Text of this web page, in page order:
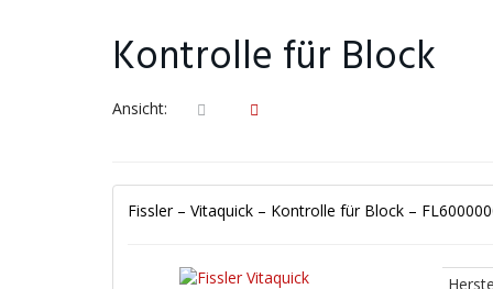
Kontrolle für Block
Ansicht:
Fissler – Vitaquick – Kontrolle für Block –